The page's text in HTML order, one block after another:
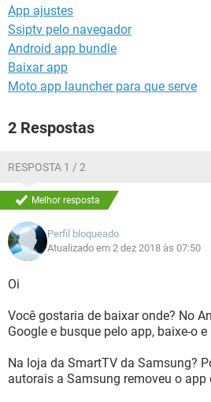
App ajustes
Ssiptv pelo navegador
Android app bundle
Baixar app
Moto app launcher para que serve
2 Respostas
RESPOSTA 1 / 2
Melhor resposta
Perfil bloqueado
Atualizado em 2 dez 2018 às 07:50
Oi
Você gostaria de baixar onde? No
Google e busque pelo app, baixe-o e
Na loja da SmartTV da Samsung?
autorais a Samsung removeu o app